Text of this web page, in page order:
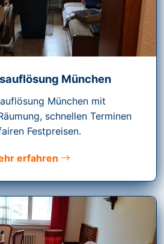
München
München mit
schnellen Terminen
Festpreisen.
erfahren